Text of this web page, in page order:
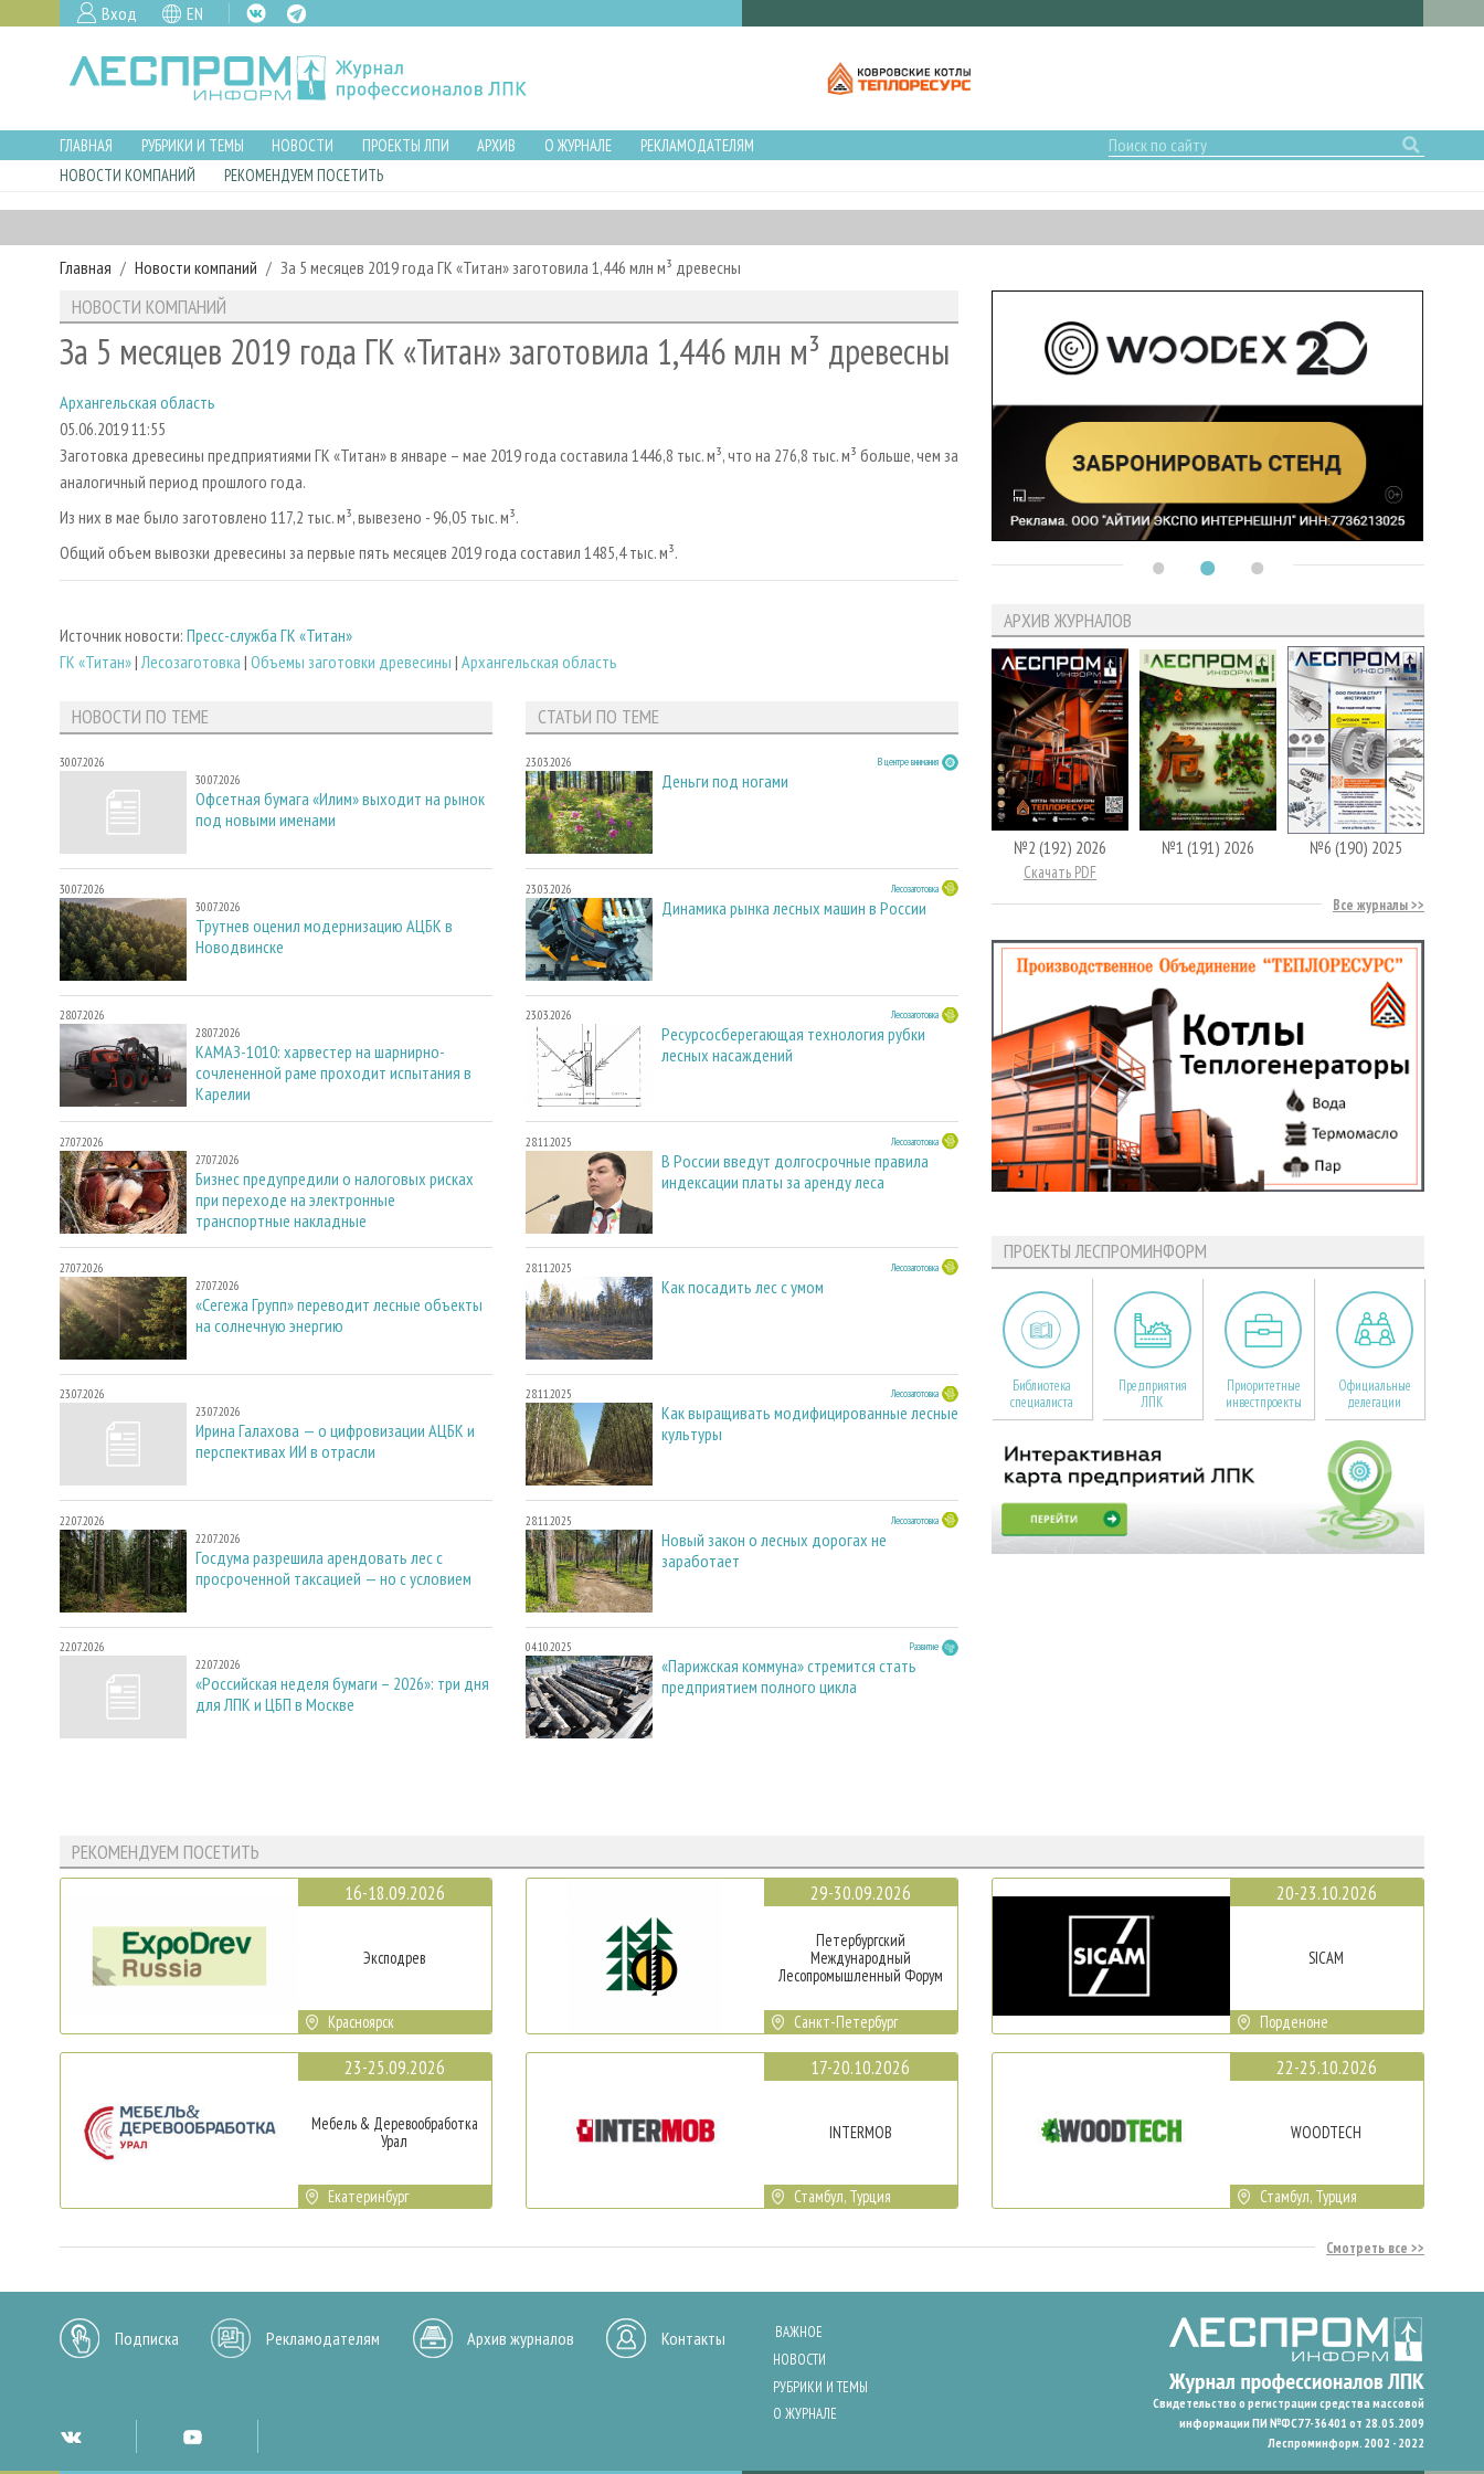
Вход EN
ГЛАВНАЯ РУБРИКИ И ТЕМЫ НОВОСТИ ПРОЕКТЫ ЛПИ АРХИВ О ЖУРНАЛЕ
РЕКЛАМОДАТЕЛЯМ
НОВОСТИ КОМПАНИЙ
РЕКОМЕНДУЕМ ПОСЕТИТЬ
Главная Новости компаний За 5 месяцев 2019 года ГК «Титан» заготовила 1,446 млн м³ древесны
НОВОСТИ КОМПАНИЙ
За 5 месяцев 2019 года ГК «Титан» заготовила 1,446 млн м³ древесны
Архангельская область
05.06.2019 11:55
Заготовка древесины предприятиями ГК «Титан» в январе – мае 2019 года составила 1446,8 тыс. м³, что на 276,8 тыс. м³ больше, чем за
аналогичный период прошлого года.
Из них в мае было заготовлено 117,2 тыс. м³, вывезено - 96,05 тыс. м³.
Общий объем вывозки древесины за первые пять месяцев 2019 года составил 1485,4 тыс. м³.
Источник новости: Пресс-служба ГК «Титан»
ГК «Титан»| Лесозаготовка | Объемы заготовки древесины | Архангельская область
НОВОСТИ ПО ТЕМЕ
30.07.2026
30.07.2026
Офсетная бумага «Илим» выходит на рынок
под новыми именами
30.07.2026
30.07.2026
Трутнев оценил модернизацию АЦБК в
Новодвинске
28.07.2026
28.07.2026
КАМАЗ-1010: харвестер на шарнирно-
сочлененной раме проходит испытания в
Карелии
27.07.2026
27.07.2026
Бизнес предупредили о налоговых рисках
при переходе на электронные
транспортные накладные
27.07.2026
27.07.2026
«Сегежа Групп» переводит лесные объекты
на солнечную энергию
23.07.2026
23.07.2026
Ирина Галахова — о цифровизации АЦБК и
перспективах ИИ в отрасли
22.07.2026
22.07.2026
Госдума разрешила арендовать лес с
просроченной таксацией — но с условием
22.07.2026
22.07.2026
«Российская неделя бумаги – 2026»: три дня
для ЛПК и ЦБП в Москве
СТАТЬИ ПО ТЕМЕ
23.03.2026 В центре внимания
Деньги под ногами
23.03.2026 Лесозаготовка
Динамика рынка лесных машин в России
23.03.2026 Лесозаготовка
Ресурсосберегающая технология рубки
лесных насаждений
28.11.2025 Лесозаготовка
В России введут долгосрочные правила
индексации платы за аренду леса
28.11.2025 Лесозаготовка
Как посадить лес с умом
28.11.2025 Лесозаготовка
Как выращивать модифицированные лесные
культуры
28.11.2025 Лесозаготовка
Новый закон о лесных дорогах не
заработает
04.10.2025 Развитие
«Парижская коммуна» стремится стать
предприятием полного цикла
АРХИВ ЖУРНАЛОВ
№2 (192) 2026
Скачать PDF
№1 (191) 2026 №6 (190) 2025
Все журналы
ПРОЕКТЫ ЛЕСПРОМИНФОРМ
Библиотека
специалиста
Предприятия
ЛПК
Приоритетные
инвестпроекты
Официальные
делегации
РЕКОМЕНДУЕМ ПОСЕТИТЬ
16-18.09.2026
Эксподрев
Красноярск
23-25.09.2026
Мебель & Деревообработка
Урал
Екатеринбург
29-30.09.2026
Петербургский
Международный
Лесопромышленный Форум
Санкт-Петербург
17-20.10.2026
INTERMOB
Стамбул, Турция
20-23.10.2026
SICAM
Порденоне
22-25.10.2026
WOODTECH
Стамбул, Турция
Смотреть все
Подписка Рекламодателям Архив журналов Контакты
ВАЖНОЕ
НОВОСТИ
РУБРИКИ И ТЕМЫ
О ЖУРНАЛЕ
Свидетельство о регистрации средства массовой
информации ПИ №ФС77-36401 от 28.05.2009
Леспроминформ. 2002 - 2022